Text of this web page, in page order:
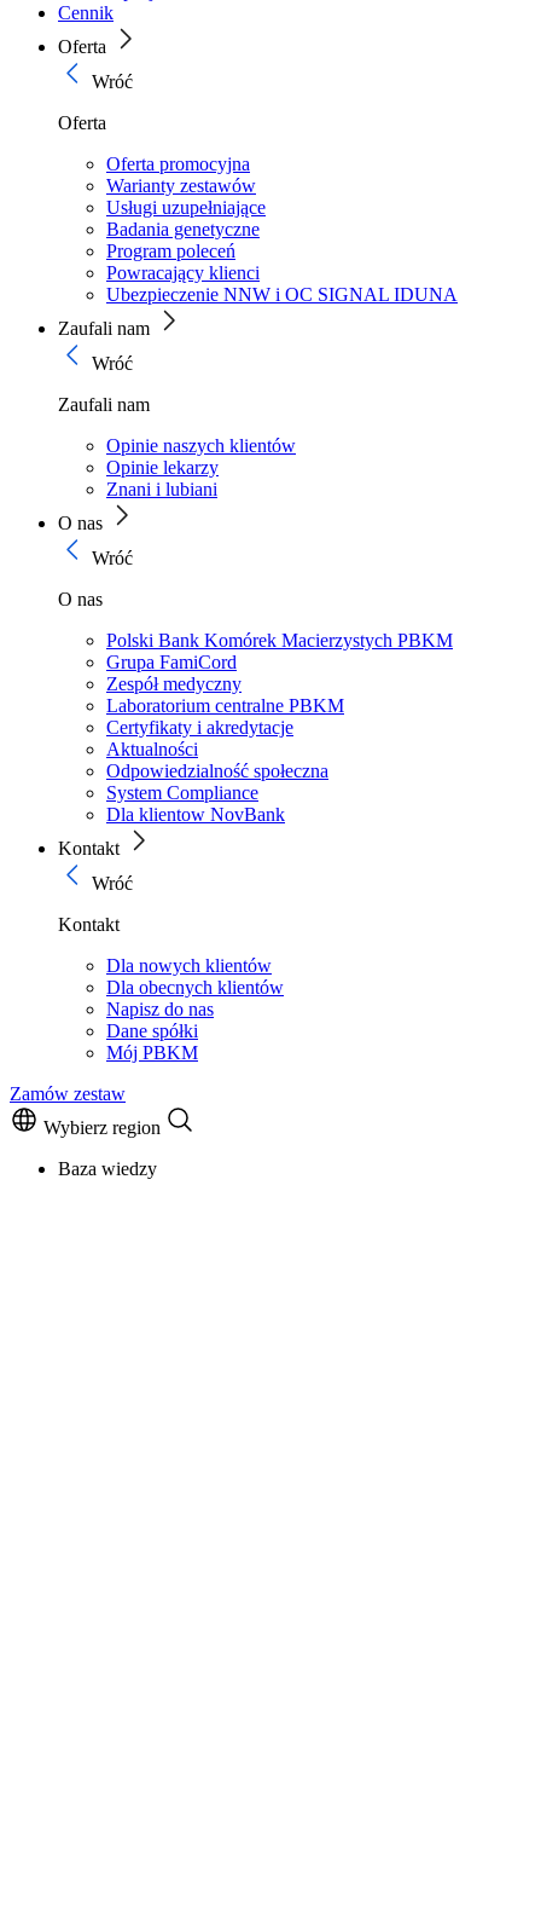
Cennik
Oferta
Wróć
Oferta
Oferta promocyjna
Warianty zestawów
Usługi uzupełniające
Badania genetyczne
Program poleceń
Powracający klienci
Ubezpieczenie NNW i OC SIGNAL IDUNA
Zaufali nam
Wróć
Zaufali nam
Opinie naszych klientów
Opinie lekarzy
Znani i lubiani
O nas
Wróć
O nas
Polski Bank Komórek Macierzystych PBKM
Grupa FamiCord
Zespół medyczny
Laboratorium centralne PBKM
Certyfikaty i akredytacje
Aktualności
Odpowiedzialność społeczna
System Compliance
Dla klientow NovBank
Kontakt
Wróć
Kontakt
Dla nowych klientów
Dla obecnych klientów
Napisz do nas
Dane spółki
Mój PBKM
Zamów zestaw
Wybierz region
Baza wiedzy